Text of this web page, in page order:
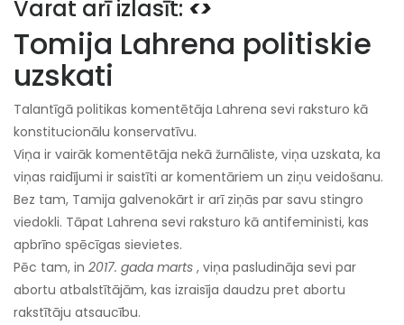
Varat arī izlasīt: <>
Tomija Lahrena politiskie
uzskati
Talantīgā politikas komentētāja Lahrena sevi raksturo kā
konstitucionālu konservatīvu.
Viņa ir vairāk komentētāja nekā žurnāliste, viņa uzskata, ka
viņas raidījumi ir saistīti ar komentāriem un ziņu veidošanu.
Bez tam, Tamija galvenokārt ir arī ziņās par savu stingro
viedokli. Tāpat Lahrena sevi raksturo kā antifeministi, kas
apbrīno spēcīgas sievietes.
Pēc tam, in 2017. gada marts , viņa pasludināja sevi par
abortu atbalstītājām, kas izraisīja daudzu pret abortu
rakstītāju atsaucību.